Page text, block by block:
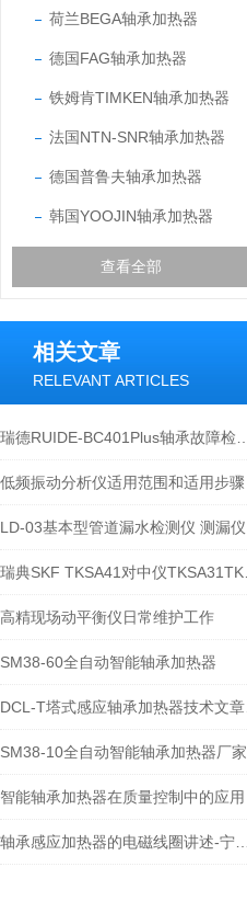
荷兰BEGA轴承加热器
德国FAG轴承加热器
铁姆肯TIMKEN轴承加热器
法国NTN-SNR轴承加热器
德国普鲁夫轴承加热器
韩国YOOJIN轴承加热器
查看全部
相关文章
RELEVANT ARTICLES
低频振动分析仪适用范围和适用步骤
高精现场动平衡仪日常维护工作
SM38-60全自动智能轴承加热器
SM38-10全自动智能轴承加热器厂家
智能轴承加热器在质量控制中的应用